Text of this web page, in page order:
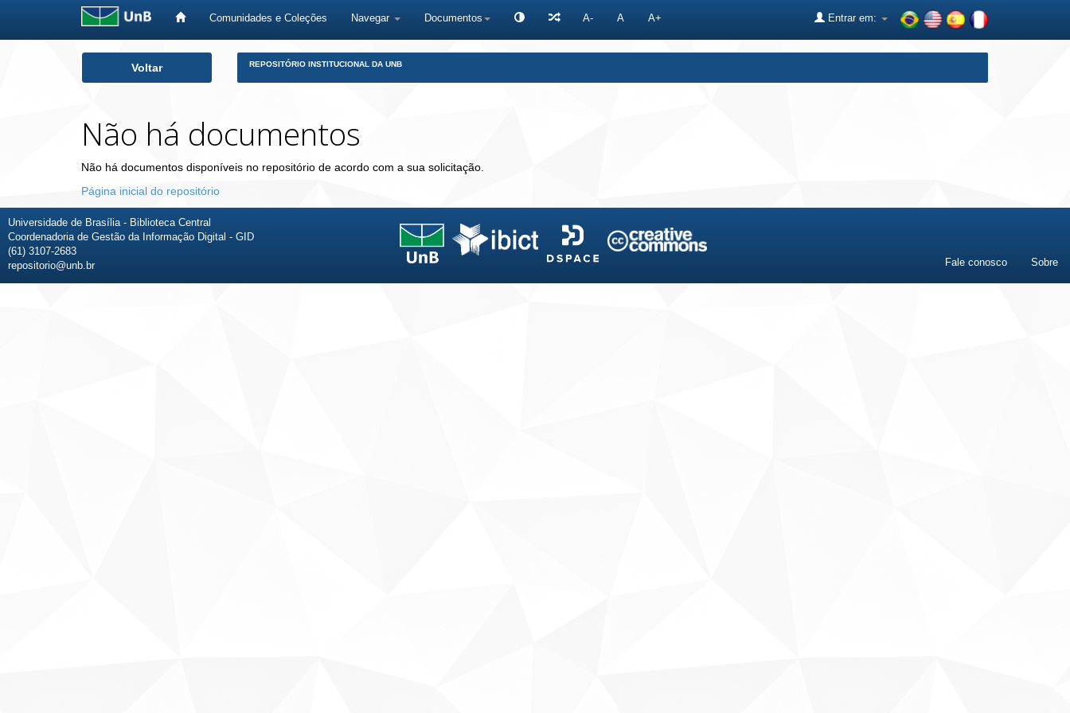
Comunidades e Coleções Navegar Documentos A- A A+ Entrar em:
Voltar REPOSITÓRIO INSTITUCIONAL DA UNB
Não há documentos
Não há documentos disponíveis no repositório de acordo com a sua solicitação.
Página inicial do repositório
Universidade de Brasília - Biblioteca Central
Coordenadoria de Gestão da Informação Digital - GID
(61) 3107-2683
repositorio@unb.br
Fale conosco Sobre